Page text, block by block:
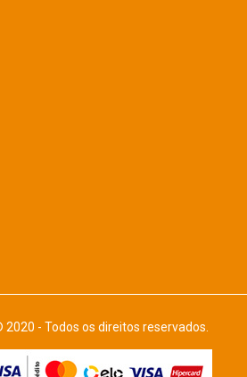
- Todos os direitos reservados.